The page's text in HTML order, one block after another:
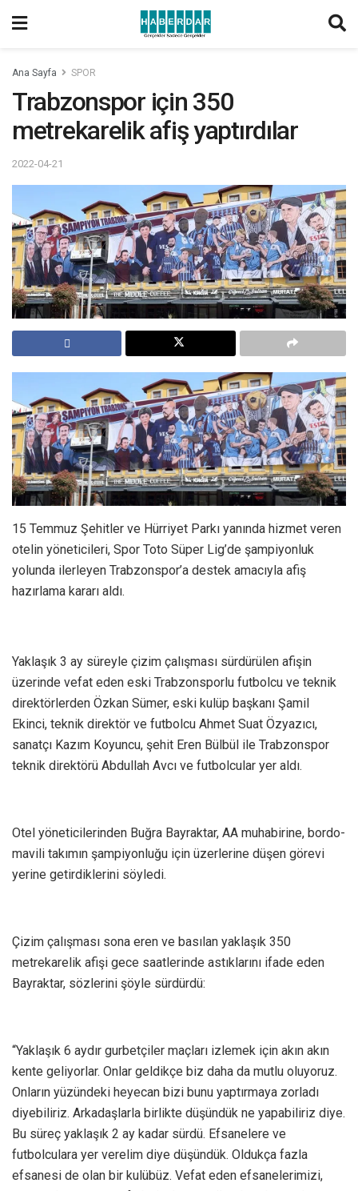
Ana Sayfa SPOR
Trabzonspor için 350
metrekarelik afiş yaptırdılar
2022-04-21
15 Temmuz Şehitler ve Hürriyet Parkı yanında hizmet veren
otelin yöneticileri, Spor Toto Süper Lig’de şampiyonluk
yolunda ilerleyen Trabzonspor’a destek amacıyla afiş
hazırlama kararı aldı.
Yaklaşık 3 ay süreyle çizim çalışması sürdürülen afişin
üzerinde vefat eden eski Trabzonsporlu futbolcu ve teknik
direktörlerden Özkan Sümer, eski kulüp başkanı Şamil
Ekinci, teknik direktör ve futbolcu Ahmet Suat Özyazıcı,
sanatçı Kazım Koyuncu, şehit Eren Bülbül ile Trabzonspor
teknik direktörü Abdullah Avcı ve futbolcular yer aldı.
Otel yöneticilerinden Buğra Bayraktar, AA muhabirine, bordo-
mavili takımın şampiyonluğu için üzerlerine düşen görevi
yerine getirdiklerini söyledi.
Çizim çalışması sona eren ve basılan yaklaşık 350
metrekarelik afişi gece saatlerinde astıklarını ifade eden
Bayraktar, sözlerini şöyle sürdürdü:
“Yaklaşık 6 aydır gurbetçiler maçları izlemek için akın akın
kente geliyorlar. Onlar geldikçe biz daha da mutlu oluyoruz.
Onların yüzündeki heyecan bizi bunu yaptırmaya zorladı
diyebiliriz. Arkadaşlarla birlikte düşündük ne yapabiliriz diye.
Bu süreç yaklaşık 2 ay kadar sürdü. Efsanelere ve
futbolculara yer verelim diye düşündük. Oldukça fazla
efsanesi de olan bir kulübüz. Vefat eden efsanelerimizi,